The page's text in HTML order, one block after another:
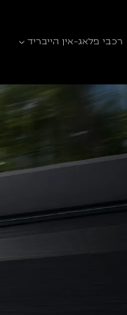
רכבי פלאג-אין הייבריד